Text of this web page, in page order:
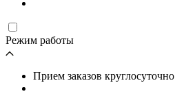
Режим работы
Прием заказов круглосуточно